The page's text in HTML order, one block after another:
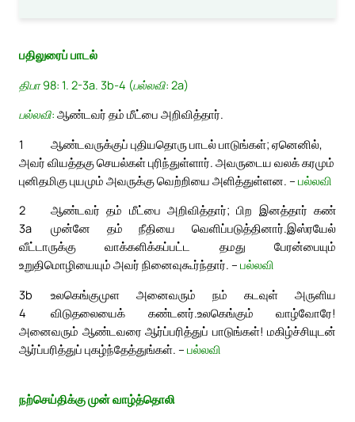
பதிலுரைப் பாடல்
திபா 98: 1. 2-3a. 3b-4 (பல்லவி: 2a)
பல்லவி: ஆண்டவர் தம் மீட்பை அறிவித்தார்.
1
ஆண்டவருக்குப் புதியதொரு பாடல் பாடுங்கள்; ஏனெனில்,
அவர் வியத்தகு செயல்கள் புரிந்துள்ளார். அவருடைய வலக் கரமும்
புனிதமிகு புயமும் அவருக்கு வெற்றியை அளித்துள்ளன. – பல்லவி
2
ஆண்டவர் தம் மீட்பை அறிவித்தார்; பிற இனத்தார் கண்
முன்னே தம் நீதியை வெளிப்படுத்தினார்.
3a
இஸ்ரயேல்
வீட்டாருக்கு வாக்களிக்கப்பட்ட தமது பேரன்பையும்
உறுதிமொழியையும் அவர் நினைவுகூர்ந்தார். – பல்லவி
3b
உலகெங்குமுள அனைவரும் நம் கடவுள் அருளிய
விடுதலையைக் கண்டனர்.
4
உலகெங்கும் வாழ்வோரே!
அனைவரும் ஆண்டவரை ஆர்ப்பரித்துப் பாடுங்கள்! மகிழ்ச்சியுடன்
ஆர்ப்பரித்துப் புகழ்ந்தேத்துங்கள். – பல்லவி
நற்செய்திக்கு முன் வாழ்த்தொலி